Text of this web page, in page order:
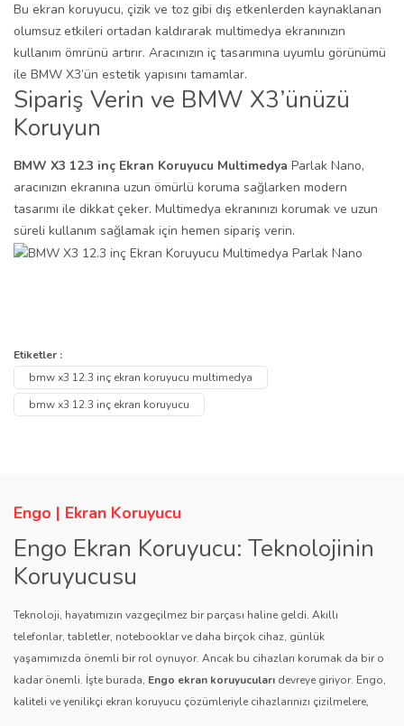
Bu ekran koruyucu, çizik ve toz gibi dış etkenlerden kaynaklanan
olumsuz etkileri ortadan kaldırarak multimedya ekranınızın
kullanım ömrünü artırır. Aracınızın iç tasarımına uyumlu görünümü
ile BMW X3’ün estetik yapısını tamamlar.
Sipariş Verin ve BMW X3’ünüzü
Koruyun
BMW X3 12.3 inç Ekran Koruyucu Multimedya Parlak Nano,
aracınızın ekranına uzun ömürlü koruma sağlarken modern
tasarımı ile dikkat çeker. Multimedya ekranınızı korumak ve uzun
süreli kullanım sağlamak için hemen sipariş verin.
Yorum Yaz
konularda yetersiz gördüğünüz noktaları öneri formunu kullanarak
tarafımıza iletebilirsiniz.
Görüş ve önerileriniz için teşekkür ederiz.
Bu ürüne benzer farklı alternatifler olmalı.
Gönder
Soru Sor
Etiketler :
bmw x3 12.3 inç ekran koruyucu multimedya
bmw x3 12.3 inç ekran koruyucu
Engo | Ekran Koruyucu
Engo Ekran Koruyucu: Teknolojinin
Koruyucusu
Teknoloji, hayatımızın vazgeçilmez bir parçası haline geldi. Akıllı
telefonlar, tabletler, notebooklar ve daha birçok cihaz, günlük
yaşamımızda önemli bir rol oynuyor. Ancak bu cihazları korumak da bir o
kadar önemli. İşte burada, Engo ekran koruyucuları devreye giriyor. Engo,
kaliteli ve yenilikçi ekran koruyucu çözümleriyle cihazlarınızı çizilmelere,